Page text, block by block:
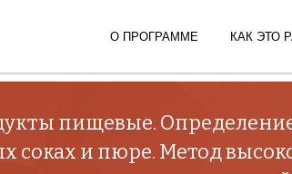
О ПРОГРАММЕ КАК ЭТО
пищевые.
соках и пюре. Метод